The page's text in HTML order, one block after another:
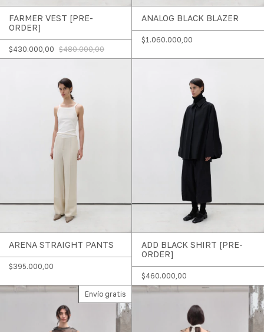
FARMER VEST [PRE-
ORDER]
$430.000,00 $480.000,00
ANALOG BLACK BLAZER
$1.060.000,00
ARENA STRAIGHT PANTS
$395.000,00
ADD BLACK SHIRT [PRE-
ORDER]
$460.000,00
Envío gratis